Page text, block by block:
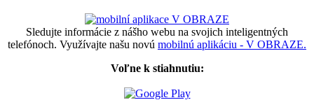
Sledujte informácie z nášho webu na svojich inteligentných
telefónoch. Využívajte našu novú mobilnú aplikáciu - V OBRAZE.
Voľne k stiahnutiu: